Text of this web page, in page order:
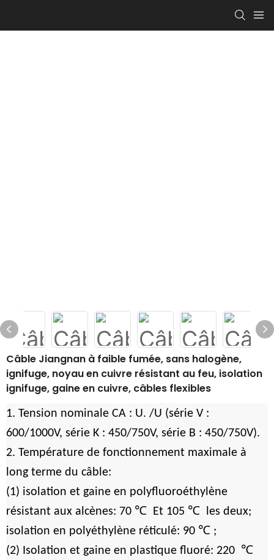
Câble Jiangnan à faible fumée, sans halogène,
ignifuge, noyau en cuivre résistant au feu, isolation
ignifuge, gaine en cuivre, câbles flexibles
1. Tension nominale CA : U. /U (série V :
600/1000V, série K : 450/750V, série B : 450/750V).
2. Température de fonctionnement maximale à
long terme du câble:
(1) isolation et gaine en polyfluoroéthylène
résistant aux alcènes: 70 ℃ Et 105 ℃ les deux;
isolation en polyéthylène réticulé: 90 ℃ ;
(2) Isolation et gaine en plastique fluoré: 220 ℃